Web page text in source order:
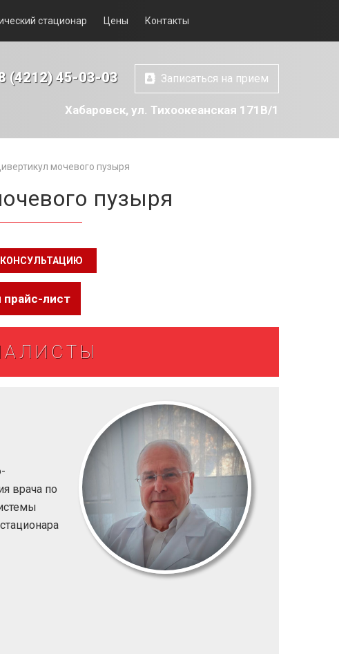
стационар Цены Контакты
(4212) 45-03-03 Записаться на прием
Хабаровск, ул. Тихоокеанская 171В/1
мочевого пузыря
пузыря
лист
врача по